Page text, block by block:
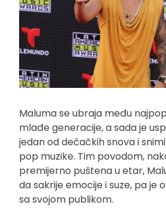
Maluma se ubraja među
mlađe generacije, a sada je
jedan od dečačkih snova i
pop muzike. Tim povodom,
premijerno puštena u etar,
da sakrije emocije i suze, pa je
sa svojom publikom.